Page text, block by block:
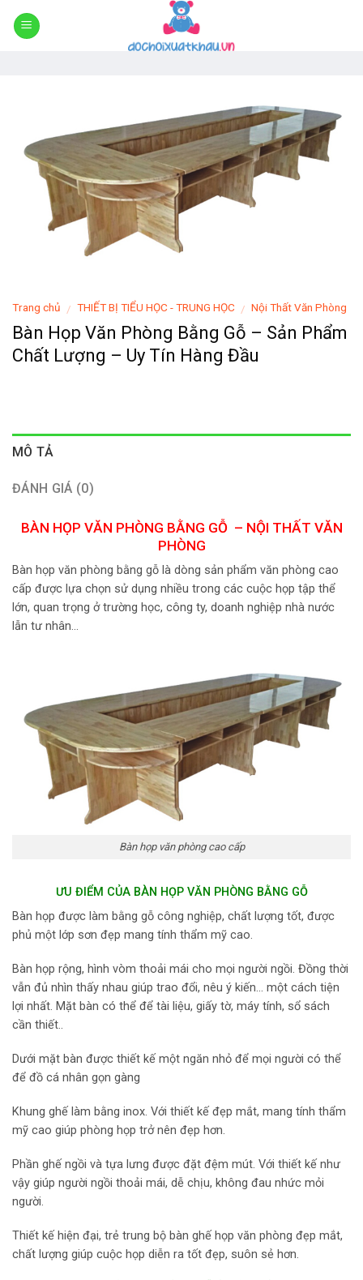
Skip
Trang chủ / THIẾT BỊ TIỂU HỌC - TRUNG HỌC / Nội Thất Văn Phòng
Bàn Họp Văn Phòng Bằng Gỗ – Sản Phẩm
Chất Lượng – Uy Tín Hàng Đầu
MÔ TẢ
ĐÁNH GIÁ (0)
BÀN HỌP VĂN PHÒNG BẰNG GỖ – NỘI THẤT VĂN
PHÒNG
Bàn họp văn phòng bằng gỗ là dòng sản phẩm văn phòng cao
cấp được lựa chọn sử dụng nhiều trong các cuộc họp tập thể
lớn, quan trọng ở trường học, công ty, doanh nghiệp nhà nước
lẫn tư nhân…
Bàn họp văn phòng cao cấp
ƯU ĐIỂM CỦA BÀN HỌP VĂN PHÒNG BẰNG GỖ
Bàn họp được làm bằng gỗ công nghiệp, chất lượng tốt, được
phủ một lớp sơn đẹp mang tính thẩm mỹ cao.
Bàn họp rộng, hình vòm thoải mái cho mọi người ngồi. Đồng thời
vẫn đủ nhìn thấy nhau giúp trao đổi, nêu ý kiến… một cách tiện
lợi nhất. Mặt bàn có thể để tài liệu, giấy tờ, máy tính, sổ sách
cần thiết..
Dưới mặt bàn được thiết kế một ngăn nhỏ để mọi người có thể
để đồ cá nhân gọn gàng
Khung ghế làm bằng inox. Với thiết kế đẹp mắt, mang tính thẩm
mỹ cao giúp phòng họp trở nên đẹp hơn.
Phần ghế ngồi và tựa lưng được đặt đệm mút. Với thiết kế như
vậy giúp người ngồi thoải mái, dễ chịu, không đau nhức mỏi
người.
Thiết kế hiện đại, trẻ trung bộ bàn ghế họp văn phòng đẹp mắt,
chất lượng giúp cuộc họp diễn ra tốt đẹp, suôn sẻ hơn.